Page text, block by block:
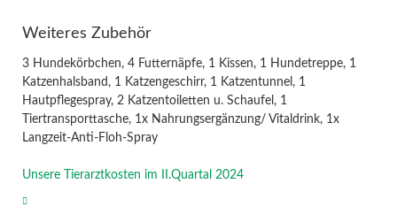
Weiteres Zubehör
3 Hundekörbchen, 4 Futternäpfe, 1 Kissen, 1 Hundetreppe, 1
Katzenhalsband, 1 Katzengeschirr, 1 Katzentunnel, 1
Hautpflegespray, 2 Katzentoiletten u. Schaufel, 1
Tiertransporttasche, 1x Nahrungsergänzung/ Vitaldrink, 1x
Langzeit-Anti-Floh-Spray
Unsere Tierarztkosten im II.Quartal 2024